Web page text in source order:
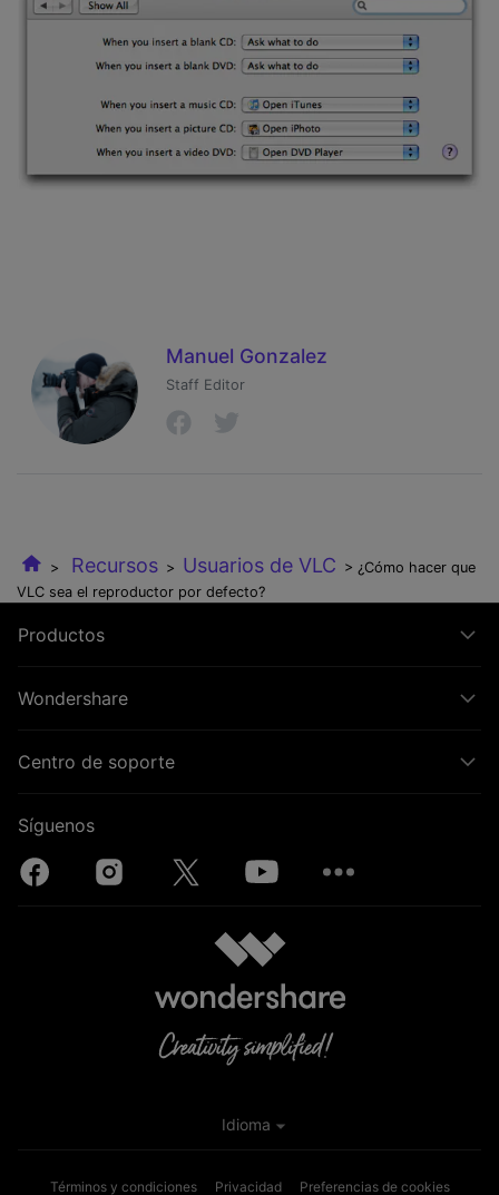
Manuel Gonzalez
Staff Editor
> Recursos > Usuarios de VLC > ¿Cómo hacer que
VLC sea el reproductor por defecto?
Productos
Wondershare
Centro de soporte
Síguenos
Términos y condiciones Privacidad Preferencias de cookies
Idioma